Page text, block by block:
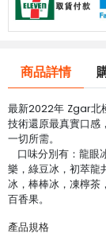
商品詳情
最新2022年 Zgar北
技術還原最真實口感
一切所需。
口味分別有：龍眼
樂，綠豆冰，初萃龍
冰，棒棒冰，凍檸茶
百香果。
產品規格